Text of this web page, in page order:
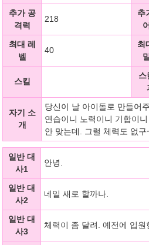
추가 공
격력
218
추
최대 레
벨
40
최
스킬
스
자기 소
개
당신이 날 아이돌로 만들어
연습이니 노력이니 기합이
안 맞는데. 그럴 체력도 없
일반 대
사1
안녕.
일반 대
사2
네일 새로 할까나.
일반 대
사3
체력이 좀 달려. 예전에 입원